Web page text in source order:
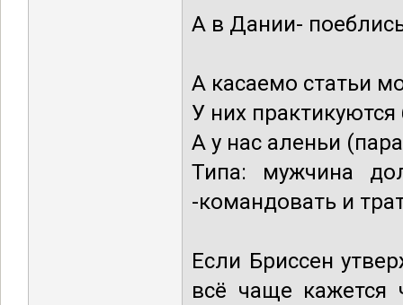
А в Дании-
А касаемо статьи
У них
А у нас аленьи
Типа: мужчина
-командовать и
Если Бриссен
всё чаще кажется